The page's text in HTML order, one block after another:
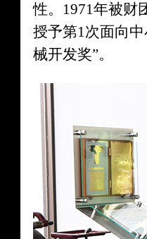
性。1971年被财
授予第1次面向
械开发奖”。